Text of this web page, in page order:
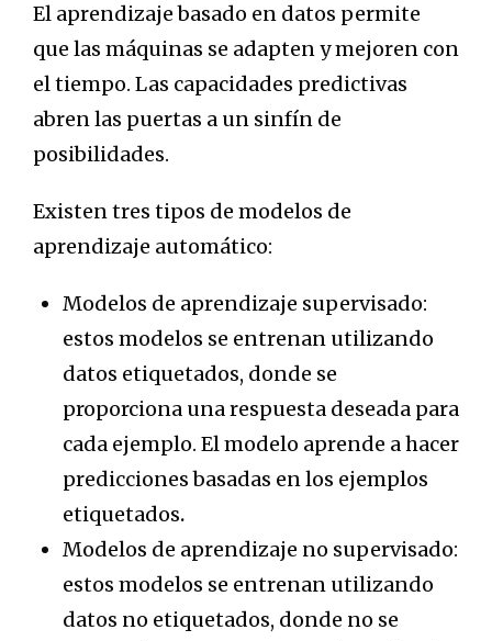
El aprendizaje basado en datos permite
que las máquinas se adapten y mejoren con
el tiempo. Las capacidades predictivas
abren las puertas a un sinfín de
posibilidades.
Existen tres tipos de modelos de
aprendizaje automático:
Modelos de aprendizaje supervisado:
estos modelos se entrenan utilizando
datos etiquetados, donde se
proporciona una respuesta deseada para
cada ejemplo. El modelo aprende a hacer
predicciones basadas en los ejemplos
etiquetados.
Modelos de aprendizaje no supervisado:
estos modelos se entrenan utilizando
datos no etiquetados, donde no se